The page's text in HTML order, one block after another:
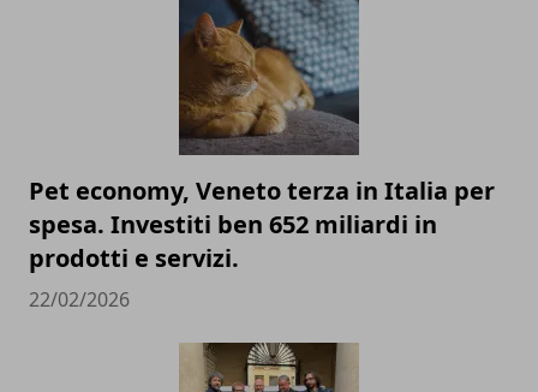
Pet economy, Veneto terza in Italia per
spesa. Investiti ben 652 miliardi in
prodotti e servizi.
22/02/2026